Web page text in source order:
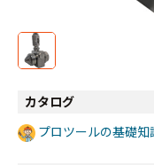
カタログ
プロツールの基礎知